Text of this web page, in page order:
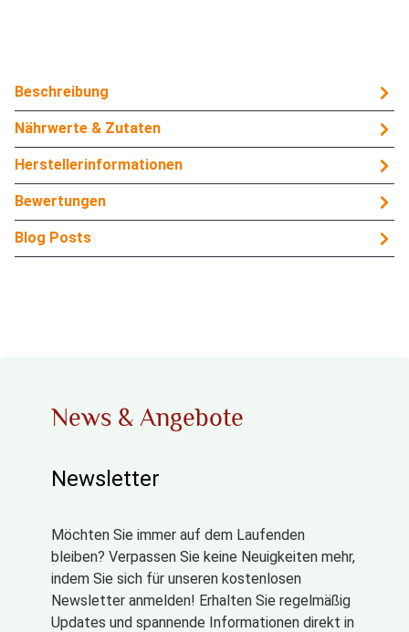
Beschreibung
Nährwerte & Zutaten
Herstellerinformationen
Bewertungen
Blog Posts
News & Angebote
Newsletter
Möchten Sie immer auf dem Laufenden
bleiben? Verpassen Sie keine Neuigkeiten mehr,
indem Sie sich für unseren kostenlosen
Newsletter anmelden! Erhalten Sie regelmäßig
Updates und spannende Informationen direkt in